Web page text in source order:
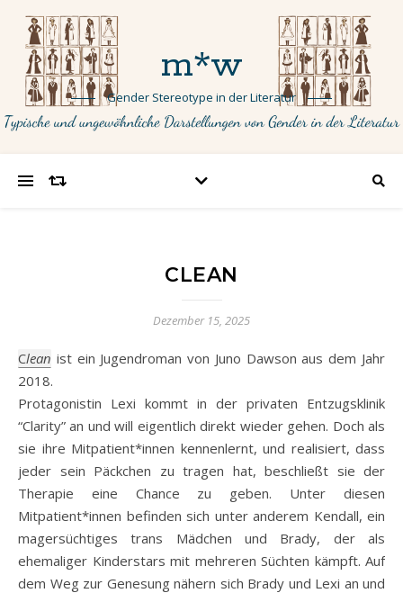
m*w
Gender Stereotype in der Literatur
CLEAN
Dezember 15, 2025
Clean ist ein Jugendroman von Juno Dawson aus dem Jahr
2018.
Protagonistin Lexi kommt in der privaten Entzugsklinik
“Clarity” an und will eigentlich direkt wieder gehen. Doch als
sie ihre Mitpatient*innen kennenlernt, und realisiert, dass
jeder sein Päckchen zu tragen hat, beschließt sie der
Therapie eine Chance zu geben. Unter diesen
Mitpatient*innen befinden sich unter anderem Kendall, ein
magersüchtiges trans Mädchen und Brady, der als
ehemaliger Kinderstars mit mehreren Süchten kämpft. Auf
dem Weg zur Genesung nähern sich Brady und Lexi an und